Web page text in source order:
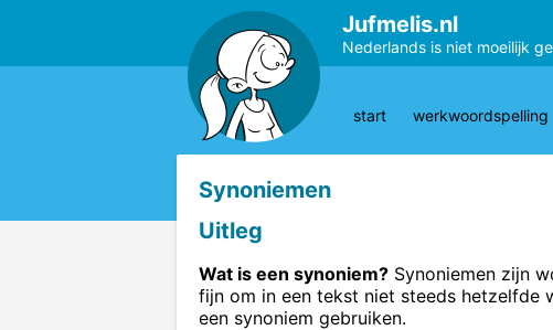
Jufmelis.nl
Nederlands is niet moeilijk
start werkwoordspelling
Synoniemen
Uitleg
Wat is een synoniem? Synoniemen zijn
fijn om in een tekst niet steeds hetzelfde
een synoniem gebruiken.